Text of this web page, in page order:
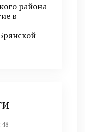
района
в